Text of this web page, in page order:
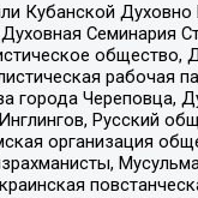
Кубанской
Семинария
рабочая
города
Русский
организация